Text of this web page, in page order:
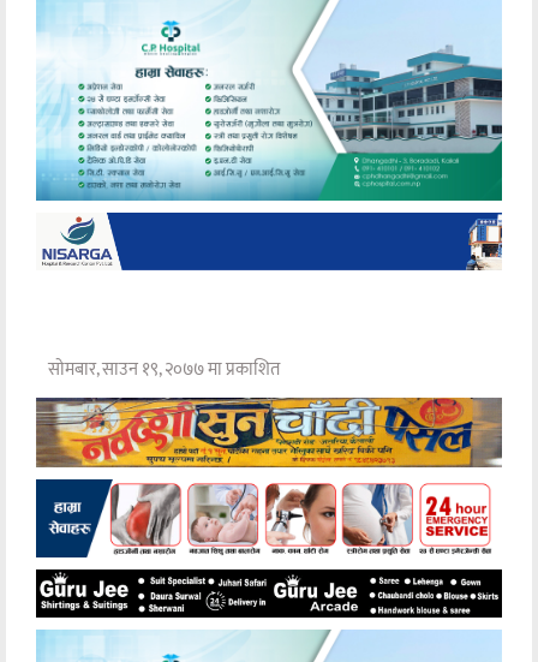
अन्य
सोमबार, साउन १९, २०७७ मा प्रकाशित